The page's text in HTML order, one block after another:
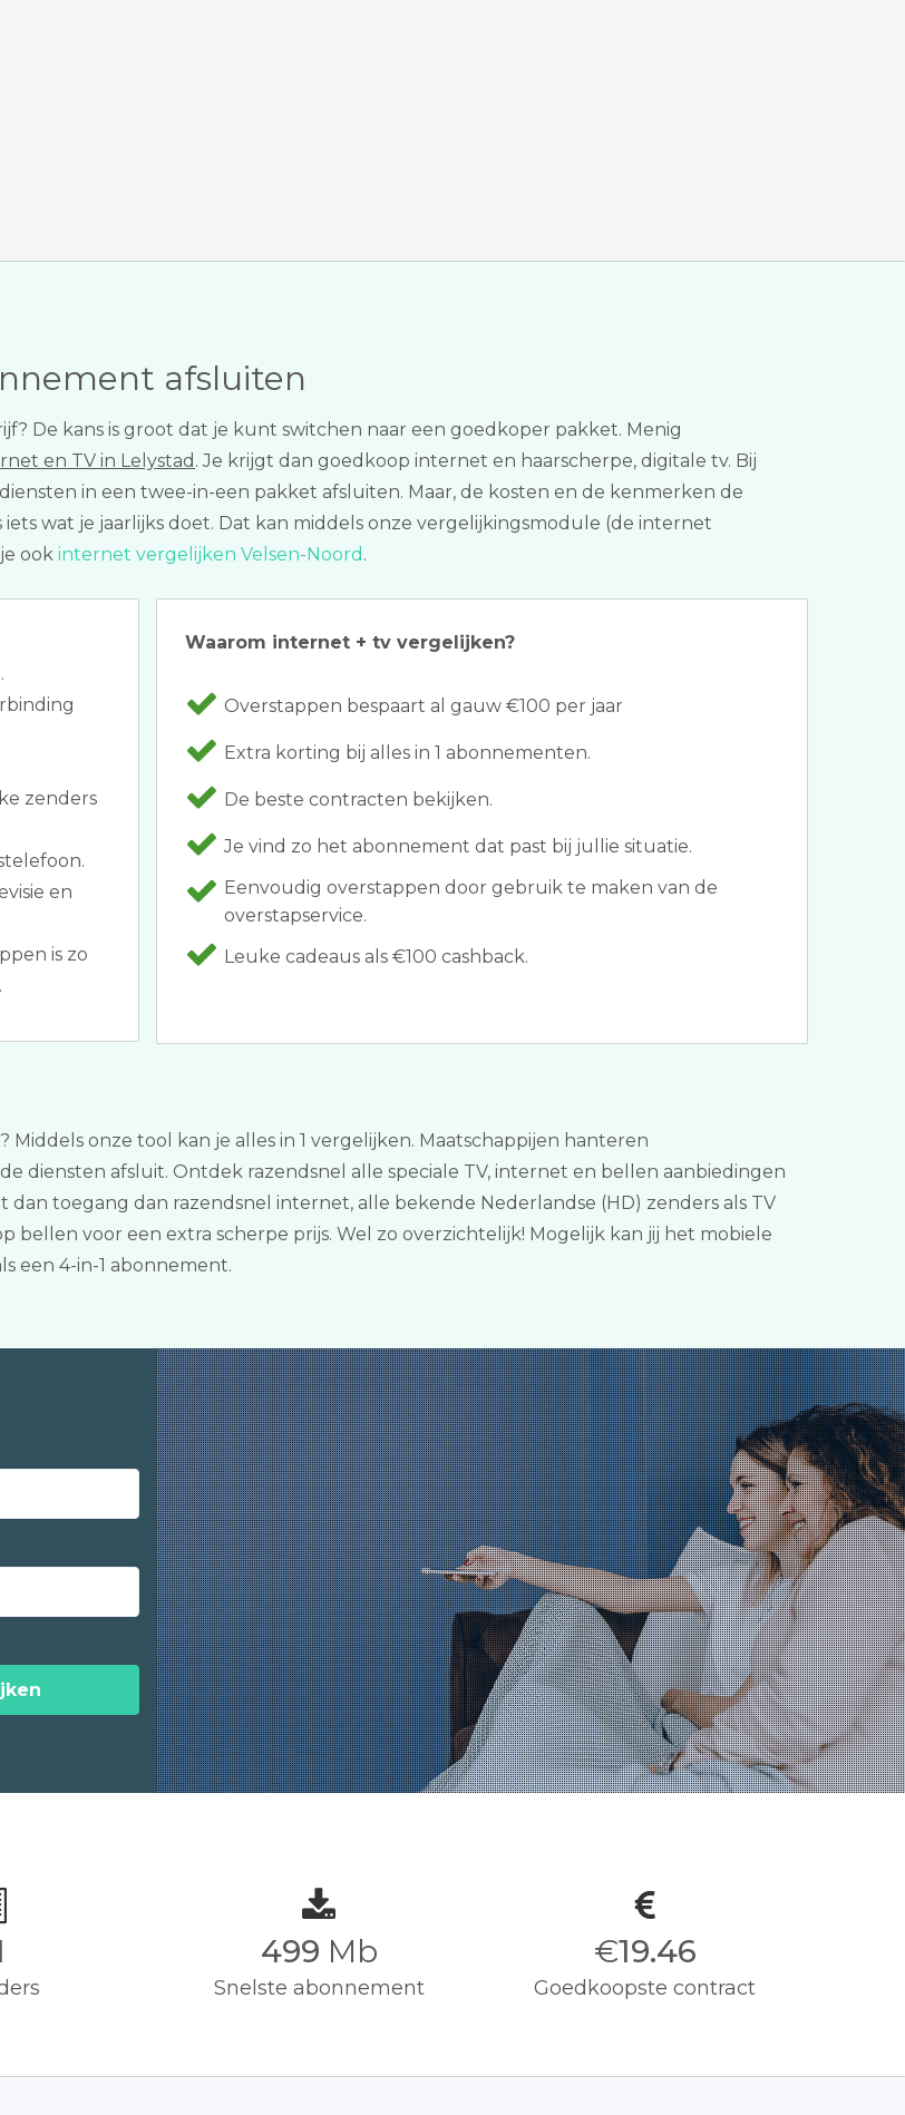
afsluiten
De kans is groot dat je kunt switchen naar een goedkoper pakket. Menig
en TV in Lelystad . Je krijgt dan goedkoop internet en haarscherpe, digitale tv. Bij
in een twee-in-een pakket afsluiten. Maar, de kosten en de kenmerken de
wat je jaarlijks doet. Dat kan middels onze vergelijkingsmodule (de internet
ook internet vergelijken Velsen-Noord .
zenders
en
is zo
Waarom internet + tv vergelijken?
Overstappen bespaart al gauw €100 per jaar
Extra korting bij alles in 1 abonnementen.
De beste contracten bekijken.
Je vind zo het abonnement dat past bij jullie situatie.
Eenvoudig overstappen door gebruik te maken van de
overstapservice.
Leuke cadeaus als €100 cashback.
onze tool kan je alles in 1 vergelijken. Maatschappijen hanteren
diensten afsluit. Ontdek razendsnel alle speciale TV, internet en bellen aanbiedingen
dan toegang dan razendsnel internet, alle bekende Nederlandse (HD) zenders als TV
voor een extra scherpe prijs. Wel zo overzichtelijk! Mogelijk kan jij het mobiele
een 4-in-1 abonnement.
500 Mb
Snelste abonnement
€19.50
Goedkoopste contract